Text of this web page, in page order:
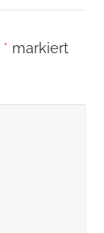
* markiert